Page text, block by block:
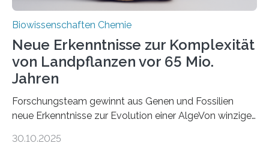
Biowissenschaften Chemie
Neue Erkenntnisse zur Komplexität
von Landpflanzen vor 65 Mio.
Jahren
Forschungsteam gewinnt aus Genen und Fossilien
neue Erkenntnisse zur Evolution einer AlgeVon winzigen
Landpflanzen zählen zu den komplexesten
30.10.2025